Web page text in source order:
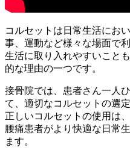
コルセットは日常生活にお
事、運動など様々な場面で
生活に取り入れやすいこと
的な理由の一つです。
接骨院では、患者さん一人
て、適切なコルセットの選
正しいコルセットの使用は
腰痛患者がより快適な日常
ます。